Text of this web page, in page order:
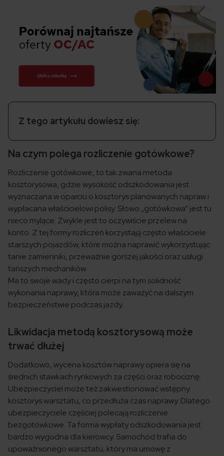
Z tego artykułu dowiesz się:
Na czym polega rozliczenie gotówkowe?
Rozliczenie gotówkowe, to tak zwana metoda
kosztorysowa, gdzie wysokość odszkodowania jest
wyznaczana w oparciu o kosztorys planowanych napraw i
wypłacana właścicielowi polisy. Słowo „gotówkowa” jest tu
nieco mylące. Zwykle jest to oczywiście przelew na
konto. Z tej formy rozliczeń korzystają często właściciele
starszych pojazdów, które można naprawić wykorzystując
tanie zamienniki, przeważnie gorszej jakości oraz usługi
tańszych mechaników.
Ma to swoje wady i często cierpi na tym solidność
wykonania naprawy, która może zaważyć na dalszym
bezpieczeństwie podczas jazdy.
Likwidacja metodą kosztorysową może
trwać dłużej
Dodatkowo, wycena kosztów naprawy opiera się na
średnich stawkach rynkowych za części oraz robociznę.
Ubezpieczyciel może też zakwestionować wstępny
kosztorys warsztatu, co przedłuża czas naprawy. Dlatego
ubezpieczyciele częściej polecają rozliczenie
bezgotówkowe. Ta forma wypłaty odszkodowania jest
bardzo wygodna dla kierowcy. Samochód trafia do
upoważnionego warsztatu, który ma umowę z